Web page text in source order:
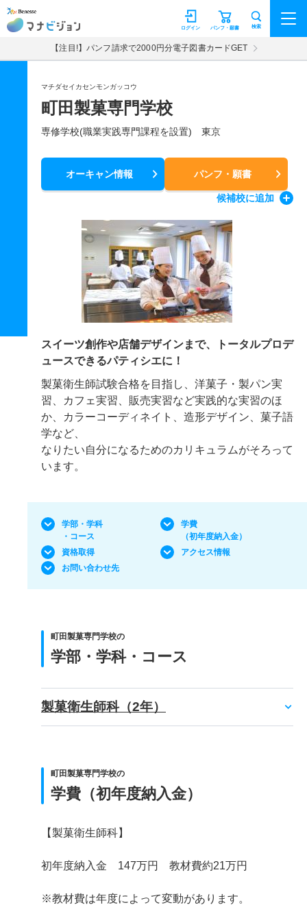
マナビジョン パンフ・願書
ログイン 検索
【注目!】パンフ請求で2000円分電子図書カードGET
マチダセイカセンモンガッコウ
町田製菓専門学校
専修学校(職業実践専門課程を設置) 東京
オーキャン情報 パンフ・願書
候補校に追加
スイーツ創作や店舗デザインまで、トータルプロデ
ュースできるパティシエに！
製菓衛生師試験合格を目指し、洋菓子・製パン実
習、カフェ実習、販売実習など実践的な実習のほ
か、カラーコーディネイト、造形デザイン、菓子語
学など、
なりたい自分になるためのカリキュラムがそろって
います。
学部・学科
・コース
学費
（初年度納入金）
資格取得
アクセス情報
お問い合わせ先
町田製菓専門学校の
学部・学科・コース
製菓衛生師科（2年）
町田製菓専門学校の
学費（初年度納入金）
【製菓衛生師科】
初年度納入金 147万円 教材費約21万円
※教材費は年度によって変動があります。